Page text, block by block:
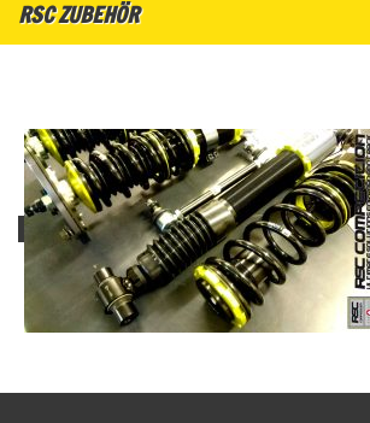
RSC ZUBEHÖR